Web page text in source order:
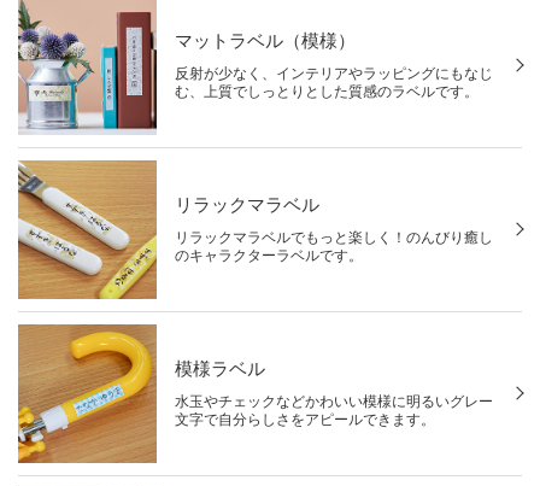
マットラベル（模様）
反射が少なく、インテリアやラッピングにもなじ
む、上質でしっとりとした質感のラベルです。
リラックマラベル
リラックマラベルでもっと楽しく！のんびり癒し
のキャラクターラベルです。
模様ラベル
水玉やチェックなどかわいい模様に明るいグレー
文字で自分らしさをアピールできます。